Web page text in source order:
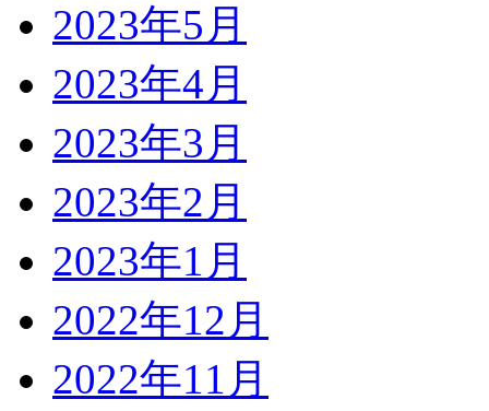
2023年5月
2023年4月
2023年3月
2023年2月
2023年1月
2022年12月
2022年11月